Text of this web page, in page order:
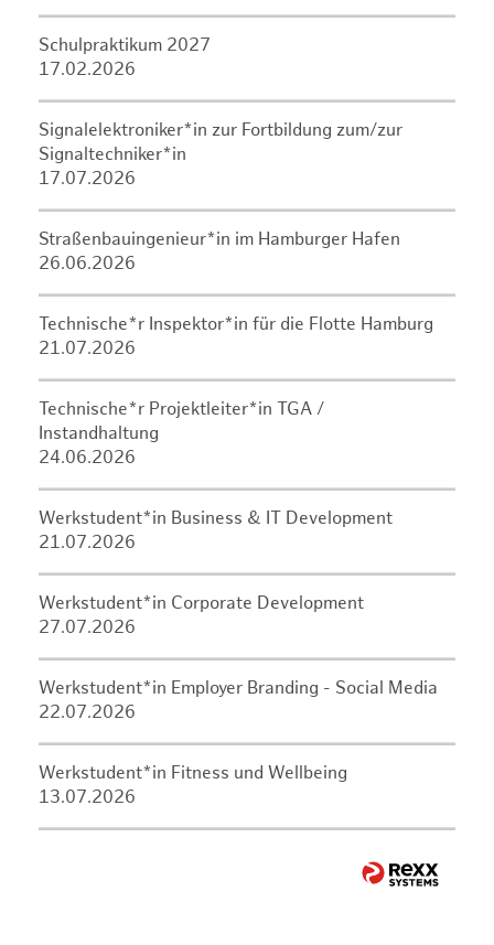
Schulpraktikum 2027
17.02.2026
Signalelektroniker*in zur Fortbildung zum/zur
Signaltechniker*in
17.07.2026
Straßenbauingenieur*in im Hamburger Hafen
26.06.2026
Technische*r Inspektor*in für die Flotte Hamburg
21.07.2026
Technische*r Projektleiter*in TGA /
Instandhaltung
24.06.2026
Werkstudent*in Business & IT Development
21.07.2026
Werkstudent*in Corporate Development
27.07.2026
Werkstudent*in Employer Branding - Social Media
22.07.2026
Werkstudent*in Fitness und Wellbeing
13.07.2026